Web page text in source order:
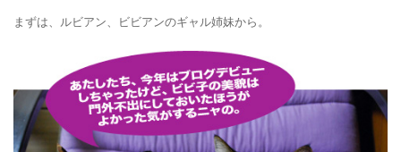
まずは、ルビアン、ビビアンのギャル姉妹から。